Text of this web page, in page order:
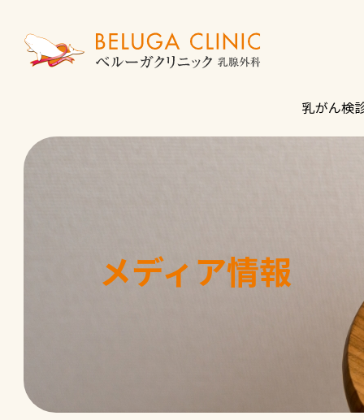
乳がん検
メディア情報